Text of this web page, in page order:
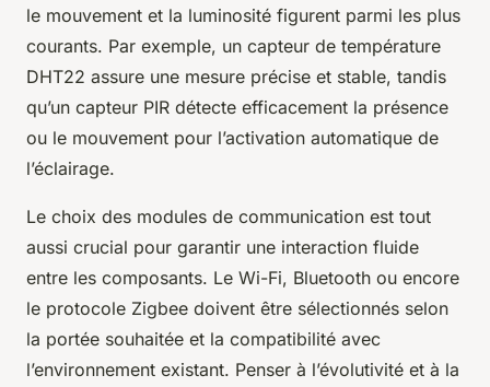
le mouvement et la luminosité figurent parmi les plus
courants. Par exemple, un capteur de température
DHT22 assure une mesure précise et stable, tandis
qu’un capteur PIR détecte efficacement la présence
ou le mouvement pour l’activation automatique de
l’éclairage.
Le choix des modules de communication est tout
aussi crucial pour garantir une interaction fluide
entre les composants. Le Wi-Fi, Bluetooth ou encore
le protocole Zigbee doivent être sélectionnés selon
la portée souhaitée et la compatibilité avec
l’environnement existant. Penser à l’évolutivité et à la